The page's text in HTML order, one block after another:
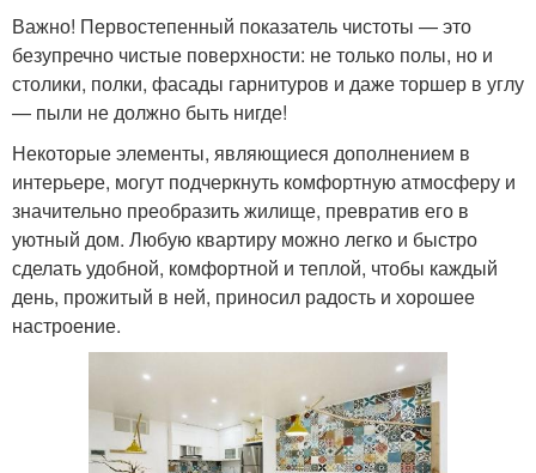
Важно! Первостепенный показатель чистоты — это
безупречно чистые поверхности: не только полы, но и
столики, полки, фасады гарнитуров и даже торшер в углу
— пыли не должно быть нигде!
Некоторые элементы, являющиеся дополнением в
интерьере, могут подчеркнуть комфортную атмосферу и
значительно преобразить жилище, превратив его в
уютный дом. Любую квартиру можно легко и быстро
сделать удобной, комфортной и теплой, чтобы каждый
день, прожитый в ней, приносил радость и хорошее
настроение.